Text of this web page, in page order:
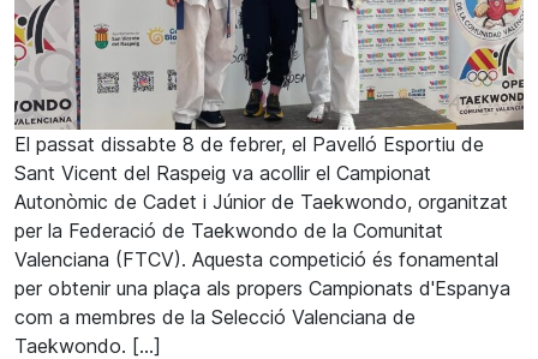
El passat dissabte 8 de febrer, el Pavelló Esportiu de
Sant Vicent del Raspeig va acollir el Campionat
Autonòmic de Cadet i Júnior de Taekwondo, organitzat
per la Federació de Taekwondo de la Comunitat
Valenciana (FTCV). Aquesta competició és fonamental
per obtenir una plaça als propers Campionats d'Espanya
com a membres de la Selecció Valenciana de
Taekwondo. […]